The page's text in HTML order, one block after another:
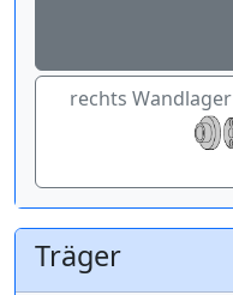
rechts Wandlager
Träger